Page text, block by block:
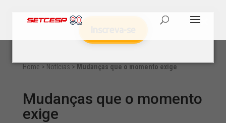
Home > Notícias > Mudanças que o momento exige
Mudanças que o momento
exige